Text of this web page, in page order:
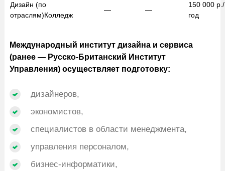
Дизайн (по
отраслям)Колледж
— —
150 000 р./
год
Международный институт дизайна и сервиса
(ранее — Русско-Британский Институт
Управления) осуществляет подготовку:
дизайнеров,
экономистов,
специалистов в области менеджмента,
управления персоналом,
бизнес-информатики,